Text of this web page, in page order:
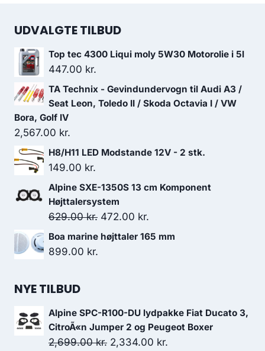
UDVALGTE TILBUD
Top tec 4300 Liqui moly 5W30 Motorolie i 5l
447.00 kr.
TA Technix - Gevindundervogn til Audi A3 /
Seat Leon, Toledo II / Skoda Octavia I / VW
Bora, Golf IV
2,567.00 kr.
H8/H11 LED Modstande 12V - 2 stk.
149.00 kr.
Alpine SXE-1350S 13 cm Komponent
Højttalersystem
629.00kr. Den
oprindelige
472.00 kr.
aktuelle
Boa marine højttaler 165 mm
899.00 kr.
NYE TILBUD
Alpine SPC-R100-DU lydpakke Fiat Ducato 3,
CitroÃ«n Jumper 2 og Peugeot Boxer
2,699.00kr. Den
2,334.00 kr.